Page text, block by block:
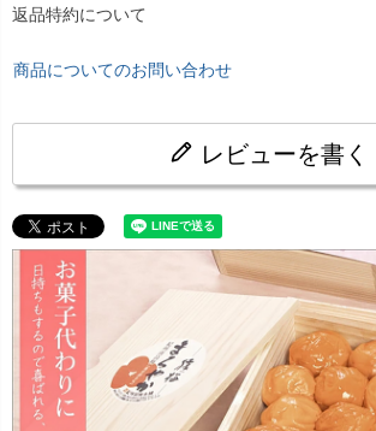
返品特約について
商品についてのお問い合わせ
レビューを書く